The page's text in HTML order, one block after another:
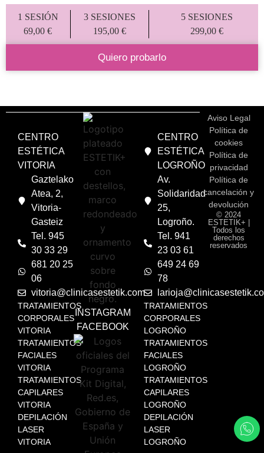
1 SESIÓN
69,00 €
3 SESIONES
195,00 €
5 SESIONES
299,00 €
Quiero probarlo
CENTRO
ESTÉTICA
VITORIA
Gaztelako
Atea, 2,
Vitoria-
Gasteiz
Tel. 945
30 33 29
681 20 25
06
vitoria@clinicasestetik.com
TRATAMIENTOS
CORPORALES
VITORIA
TRATAMIENTOS
FACIALES
VITORIA
TRATAMIENTOS
CAPILARES
VITORIA
DEPILACIÓN
LASER
VITORIA
INSTAGRAM
FACEBOOK
CENTRO
ESTÉTICA
LOGROÑO
Av.
Solidaridad
25,
Logroño.
Tel. 941
23 03 61
649 24 69
78
TRATAMIENTOS
CORPORALES
LOGROÑO
TRATAMIENTOS
FACIALES
LOGROÑO
TRATAMIENTOS
CAPILARES
LOGROÑO
DEPILACIÓN
LASER
LOGROÑO
Aviso Legal
Política de
cookies
Política de
privacidad
Política de
cancelación y
devolución
© 2024
ESTETIK+ |
Todos los
derechos
reservados